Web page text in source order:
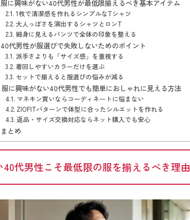
服に興味がない40代男性が最低限揃えるべき基本アイテム
1枚で清潔感を作れるシンプルなTシャツ
大人っぽさを演出するシャツとロンT
細身に見えるパンツで全体の印象を整える
40代男性が服選びで失敗しないためのポイント
派手さよりも「サイズ感」を重視する
着回しやすいカラーだけを選ぶ
セットで揃えると服選びの悩みが減る
服に興味がない40代男性でも簡単におしゃれに見える方法
マネキン買いならコーディネートに悩まない
ZIOFITパターンで体型に合ったシルエットを作れる
返品・サイズ交換対応ならネット購入でも安心
まとめ
代男性こそ最低限の服を揃えるべき理由